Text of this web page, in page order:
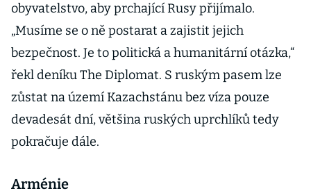
obyvatelstvo, aby prchající Rusy přijímalo.
„Musíme se o ně postarat a zajistit jejich
bezpečnost. Je to politická a humanitární otázka,“
řekl deníku The Diplomat. S ruským pasem lze
zůstat na území Kazachstánu bez víza pouze
devadesát dní, většina ruských uprchlíků tedy
pokračuje dále.
Arménie